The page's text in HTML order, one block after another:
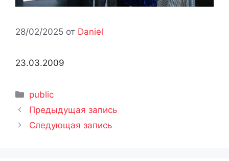
28/02/2025 от Daniel
23.03.2009
Рубрики
public
Предыдущая запись
Следующая запись